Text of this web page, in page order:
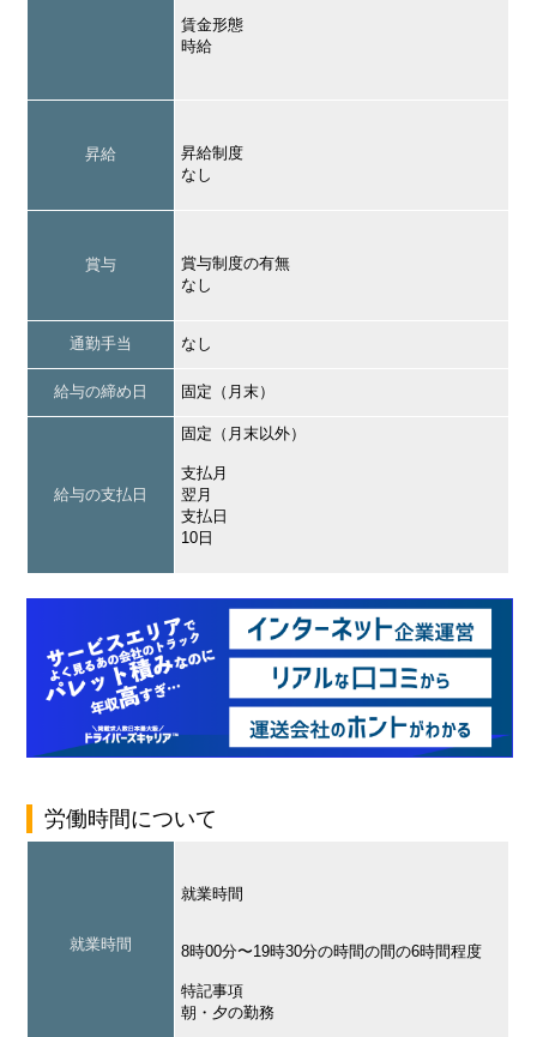
賃金形態
時給
昇給
昇給制度
なし
賞与
賞与制度の有無
なし
通勤手当 なし
給与の締め日 固定（月末）
給与の支払日
固定（月末以外）
支払月
翌月
支払日
10日
労働時間について
就業時間
就業時間
8時00分〜19時30分の時間の間の6時間程度
特記事項
朝・夕の勤務